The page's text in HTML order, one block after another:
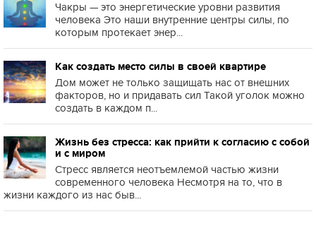
Чакры — это энергетические уровни развития
человека Это наши внутренние центры силы, по
которым протекает энер...
Как создать место силы в своей квартире
Дом может не только защищать нас от внешних
факторов, но и придавать сил Такой уголок можно
создать в каждом п...
Жизнь без стресса: как прийти к согласию с собой
и с миром
Стресс является неотъемлемой частью жизни
современного человека Несмотря на то, что в
жизни каждого из нас быв...